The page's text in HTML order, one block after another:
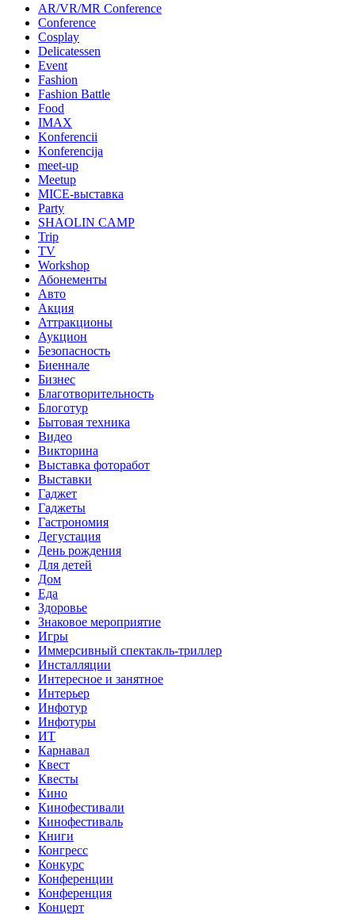
AR/VR/MR Conference
Conference
Cosplay
Delicatessen
Event
Fashion
Fashion Battle
Food
IMAX
Konferencii
Konferencija
meet-up
Meetup
MICE-выставка
Party
SHAOLIN CAMP
Trip
TV
Workshop
Абонементы
Авто
Акция
Аттракционы
Аукцион
Безопасность
Биеннале
Бизнес
Благотворительность
Блоготур
Бытовая техника
Видео
Викторина
Выставка фоторабот
Выставки
Гаджет
Гаджеты
Гастрономия
Дегустация
День рождения
Для детей
Дом
Еда
Здоровье
Знаковое мероприятие
Игры
Иммерсивный спектакль-триллер
Инсталляции
Интересное и занятное
Интерьер
Инфотур
Инфотуры
ИТ
Карнавал
Квест
Квесты
Кино
Кинофестивали
Кинофестиваль
Книги
Конгресс
Конкурс
Конференции
Конференция
Концерт